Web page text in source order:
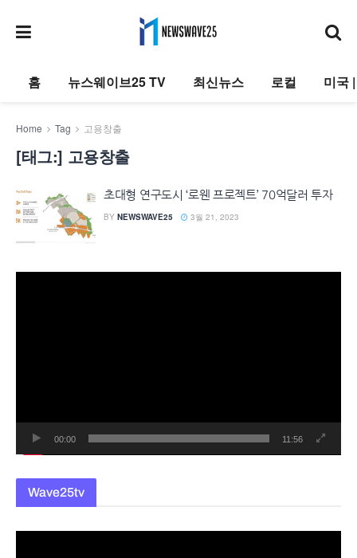
홈 뉴스웨이브25 TV 최신뉴스 로컬 미국
Home Tag 고용창출
[태그:] 고용창출
초대형 연구도시 ‘로웬 프로젝트’ 70억달러 투자
BY NEWSWAVE25 3월 21, 2023
00:00 11:56
Wave25tv